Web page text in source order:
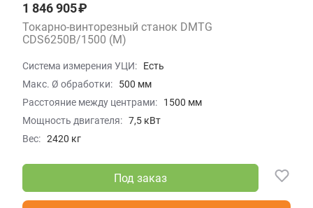
1 846 905 ₽
Токарно-винторезный станок DMTG
CDS6250B/1500 (M)
Система измерения УЦИ:
Есть
Макс. Ø обработки:
500 мм
Расстояние между центрами:
1500 мм
Мощность двигателя: 7,5 кВт
Вес: 2420 кг
Под заказ